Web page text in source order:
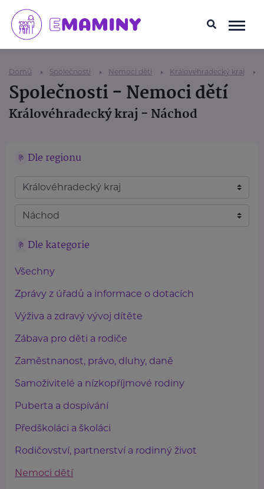
Domů Společnosti Nemoci dětí Královéhradecký kraj
Společnosti - Nemoci dětí
Královéhradecký kraj - Náchod
Dle regionu
Dle kategorie
Všechny
Zprávy z úřadů a informace o dotacích
Výživa a zdravý vývoj dítěte
Zábava pro děti a rodiče
Zaměstnanost, právo, dluhy, daně
Samoživitelé a nízkopříjmové rodiny
Puberta a dospívání
Předškoláci a školáci
Rodičovství, partnerství a rodinný život
Nemoci dětí